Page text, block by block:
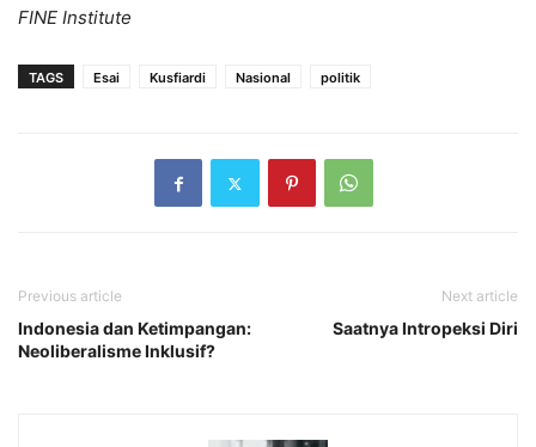
FINE Institute
TAGS Esai Kusfiardi Nasional politik
Previous article
Indonesia dan Ketimpangan:
Neoliberalisme Inklusif?
Next article
Saatnya Intropeksi Diri